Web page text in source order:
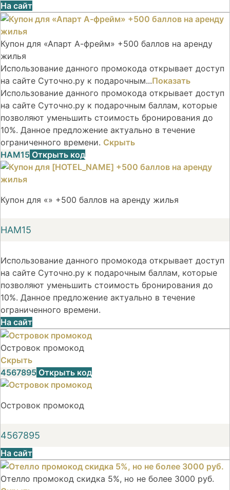
На сайт
Купон для «Апарт А-фрейм» +500 баллов на аренду
жилья
Использование данного промокода открывает доступ
на сайте Суточно.ру к подарочным...Показать
Использование данного промокода открывает доступ
на сайте Суточно.ру к подарочным баллам, которые
позволяют уменьшить стоимость бронирования до
10%. Данное предложение актуально в течение
ограниченного времени. Скрыть
НАМ15 Открыть код
Купон для «» +500 баллов на аренду жилья
НАМ15
Использование данного промокода открывает доступ
на сайте Суточно.ру к подарочным баллам, которые
позволяют уменьшить стоимость бронирования до
10%. Данное предложение актуально в течение
ограниченного времени.
На сайт
Островок промокод
Скрыть
4567895 Открыть код
Островок промокод
4567895
На сайт
Отелло промокод скидка 5%, но не более 3000 руб.